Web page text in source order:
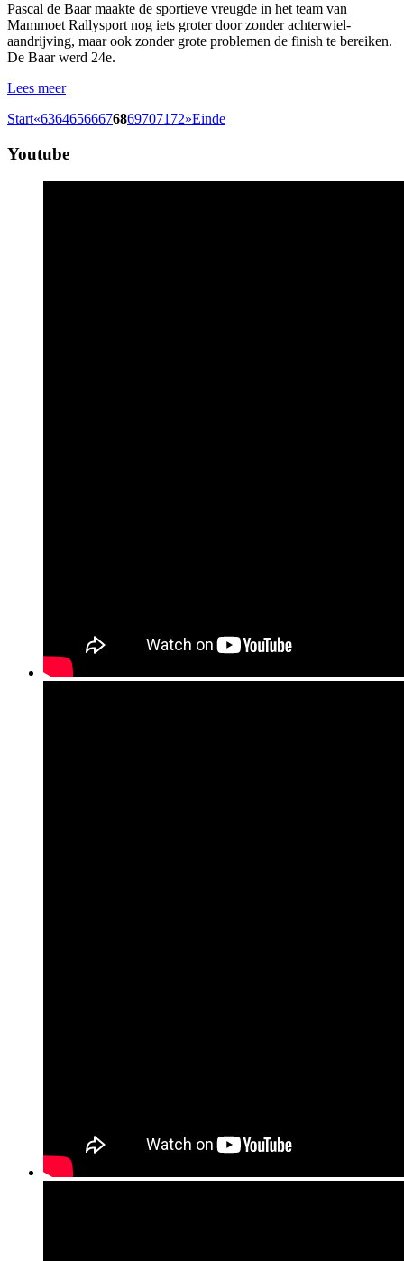
Pascal de Baar maakte de sportieve vreugde in het team van
Mammoet Rallysport nog iets groter door zonder achterwiel-
aandrijving, maar ook zonder grote problemen de finish te bereiken.
De Baar werd 24e.
Lees meer
Start«636465666768697071 72»Einde
Youtube